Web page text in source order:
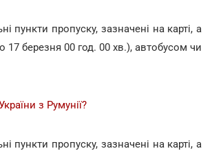
пункти пропуску, зазначені на карті, а
17 березня 00 год. 00 хв.), автобусом чи
з Румунії?
пункти пропуску, зазначені на карті, а